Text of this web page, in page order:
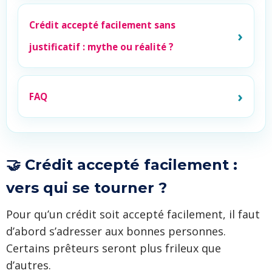
Crédit accepté facilement sans
justificatif : mythe ou réalité ?
FAQ
🤝 Crédit accepté facilement :
vers qui se tourner ?
Pour qu’un crédit soit accepté facilement, il faut
d’abord s’adresser aux bonnes personnes.
Certains prêteurs seront plus frileux que
d’autres.